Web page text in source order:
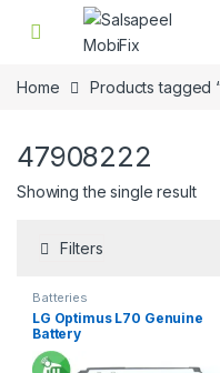
Skip to navigation
Skip to content
Home Products tagged
47908222
Showing the single result
Filters
Batteries
LG Optimus L70 Genuine
Battery